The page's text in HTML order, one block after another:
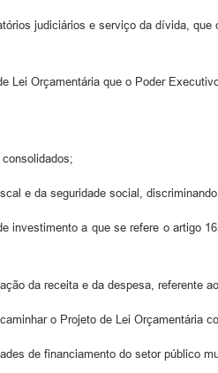
judiciários e serviço da dívida,
Lei Orçamentária que o Poder
consolidados;
e da seguridade social,
investimento a que se refere o artigo
da receita e da despesa, referente
o Projeto de Lei Orçamentária
de financiamento do setor público